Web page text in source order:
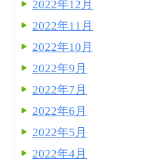
2022年12月
2022年11月
2022年10月
2022年9月
2022年7月
2022年6月
2022年5月
2022年4月